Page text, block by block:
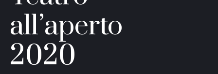
all’aperto
2020